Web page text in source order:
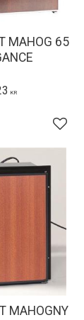
MAHOG 65
KR
MAHOGNY